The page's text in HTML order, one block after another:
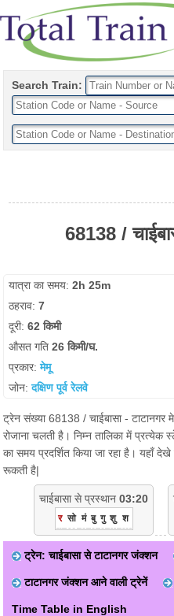
Search Train:
68138 /
यात्रा का समय:2h 25m
ठहराव:7
दूरी:62 किमी
औसत गति26 किमी/घ.
प्रकार:मेमू
जोन:दक्षिण पूर्व रेलवे
ट्रेन संख्या 68138 / चाईबासा - टाटानगर
रोजाना चलती है। निम्न तालिका में
का समय प्रदर्शित किया जा रहा है। यहाँ
रूकती है|
चाईबासा से प्रस्थान 03:20
र सो मं बु गु शु श
ट्रेन: चाईबासा से टाटानगर जंक्शन
टाटानगर जंक्शन आने वाली ट्रेनें
Time Table in English